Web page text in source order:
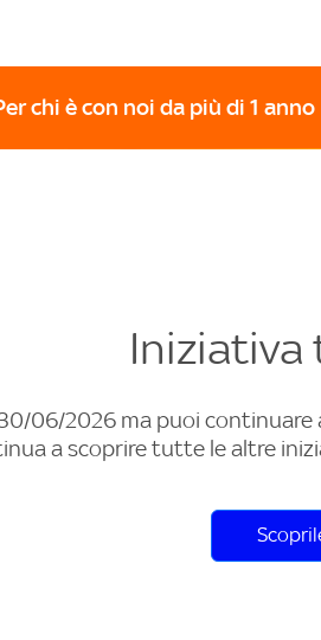
chi è con noi da più di 1 anno
Iniziativa
06/2026 ma puoi
a scoprire tutte le altre